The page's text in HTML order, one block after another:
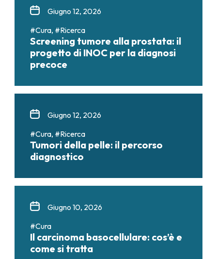
Giugno 12, 2026
#Cura, #Ricerca
Screening tumore alla prostata: il
progetto di INOC per la diagnosi
precoce
Giugno 12, 2026
#Cura, #Ricerca
Tumori della pelle: il percorso
diagnostico
Giugno 10, 2026
#Cura
Il carcinoma basocellulare: cos’è e
come si tratta